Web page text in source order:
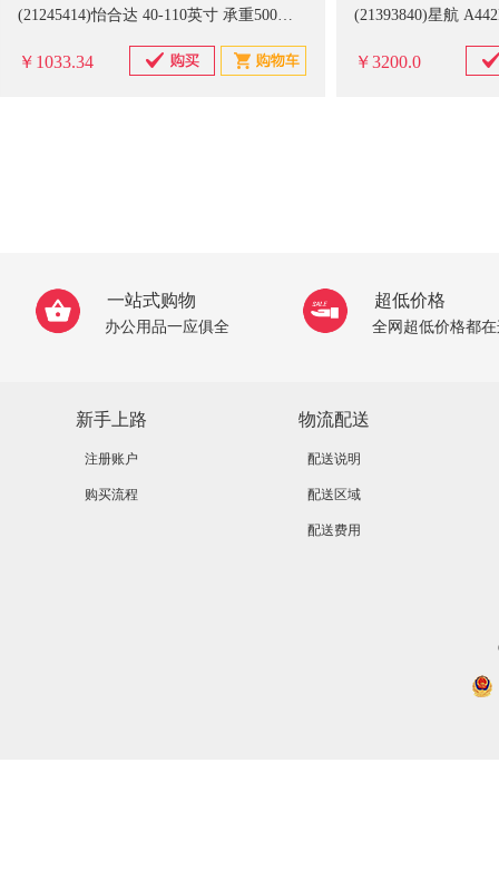
(21245414)怡合达 40-110英寸 承重500斤 移动支架(单位：台)
￥1033.34 ￥3200.0
一站式购物
办公用品一应俱全
超低价格
全网超低价格都
新手上路
注册账户
购买流程
物流配送
配送说明
配送区域
配送费用